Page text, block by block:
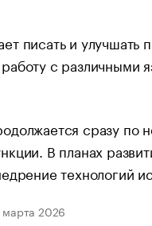
писать и улучшать
с различными
сразу по
​В планах
технологий
марта 2026